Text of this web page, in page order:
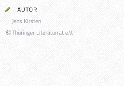
AUTOR
Jens Kirsten
Thüringer Literaturrat e.V.